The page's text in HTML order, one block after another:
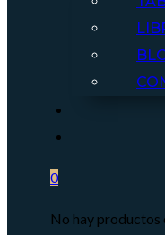
0
No hay productos